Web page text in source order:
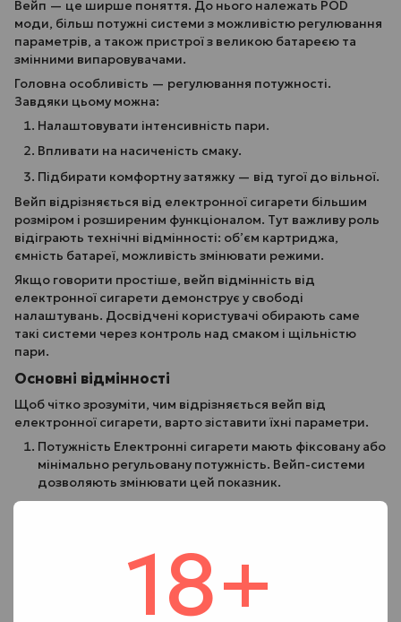
18+
Вейп — це ширше поняття. До нього належать POD
моди, більш потужні системи з можливістю регулювання
параметрів, а також пристрої з великою батареєю та
змінними випаровувачами.
Головна особливість — регулювання потужності.
Завдяки цьому можна:
Налаштовувати інтенсивність пари.
Впливати на насиченість смаку.
Підбирати комфортну затяжку — від тугої до вільної.
Вейп відрізняється від електронної сигарети більшим
розміром і розширеним функціоналом. Тут важливу роль
відіграють технічні відмінності: об’єм картриджа,
ємність батареї, можливість змінювати режими.
Якщо говорити простіше, вейп відмінність від
електронної сигарети демонструє у свободі
налаштувань. Досвідчені користувачі обирають саме
такі системи через контроль над смаком і щільністю
пари.
Основні відмінності
Щоб чітко зрозуміти, чим відрізняється вейп від
електронної сигарети, варто зіставити їхні параметри.
Потужність Електронні сигарети мають фіксовану або
мінімально регульовану потужність. Вейп-системи
дозволяють змінювати цей показник.
компактні та легко поміщаються
Автономність. Через більшу батарею вейп часто
працює довше без підзарядки.
Формат затяжки. У електронних сигарет — туга
сигаретна затяжка. У вейпів можлива і легка